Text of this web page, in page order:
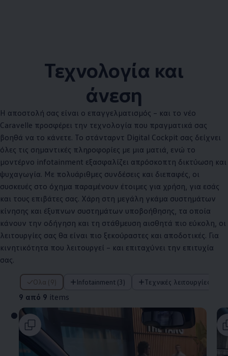
Τεχνολογία και
άνεση
Η αποστολή σας είναι ο επαγγελματισμός – και το νέο
Caravelle προσφέρει την τεχνολογία που πραγματικά σας
βοηθά να το κάνετε. Το στάνταρντ Digital Cockpit σας δείχνει
όλες τις σημαντικές πληροφορίες με μια ματιά, ενώ το
μοντέρνο infotainment εξασφαλίζει απρόσκοπτη δικτύωση και
ψυχαγωγία. Με πολυάριθμες συνδέσεις και διεπαφές, οι
συσκευές στο όχημα παραμένουν έτοιμες για χρήση, για εσάς
και τους επιβάτες σας. Χάρη στη μεγάλη γκάμα συστημάτων
κίνησης και έξυπνων συστημάτων υποβοήθησης, τα οποία
κάνουν την οδήγηση και τη στάθμευση αισθητά πιο εύκολη, οι
λειτουργίες σας θα είναι πιο ξεκούραστες και αποδοτικές. Για
κινητικότητα που λειτουργεί – και επιταχύνει την επιτυχία
σας.
Όλα (9) Infotainment (3) Τεχνικές λειτουργίες (4)
9 από 9 items
9 από 9 items